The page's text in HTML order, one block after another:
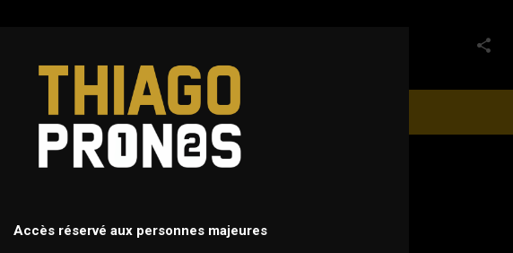
PRONOSTICS DEVENIR MEMBRE
25 FÉVRIER 2024 À 20H45
Accès réservé aux personnes majeures